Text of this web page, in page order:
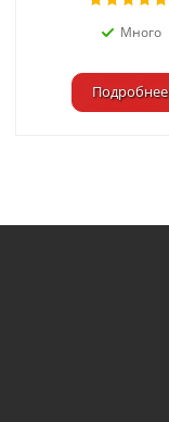
Много
Подробнее